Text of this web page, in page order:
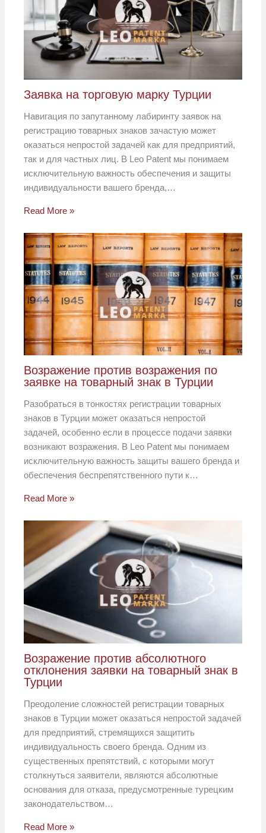
Заявка на торговую марку Турции
Навигация по запутанному лабиринту заявок на
регистрацию товарных знаков зачастую может
оказаться непростой задачей как для предприятий,
так и для частных лиц. В Leo Patent мы понимаем
исключительную важность обеспечения и защиты
индивидуальности вашего бренда,…
Read More »
Возражение против возражения по
заявке на товарный знак в Турции
Разобраться в тонкостях регистрации товарных
знаков в Турции может оказаться непростой
задачей, особенно если в процессе подачи заявки
возникают возражения. В Leo Patent мы понимаем
исключительную важность защиты вашего бренда и
обеспечения беспрепятственного пути к…
Read More »
Возражение против абсолютного
отклонения заявки на товарный знак в
Турции
Преодоление сложностей регистрации товарных
знаков в Турции может оказаться непростой задачей
для предприятий, стремящихся защитить
индивидуальность своего бренда. Одним из
существенных препятствий, с которыми могут
столкнуться заявители, являются абсолютные
основания для отказа, предусмотренные турецким
законодательством…
Read More »